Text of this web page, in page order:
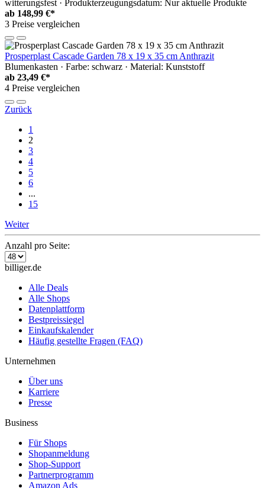
witterungsfest · Produkterzeugungsdatum: Nur aktuelle Produkte
ab 148,99 €*
3 Preise vergleichen
Prosperplast Cascade Garden 78 x 19 x 35 cm Anthrazit
Blumenkasten · Farbe: schwarz · Material: Kunststoff
ab 23,49 €*
4 Preise vergleichen
Zurück
1
2
3
4
5
6
...
15
Weiter
Anzahl pro Seite:
billiger.de
Alle Deals
Alle Shops
Datenplattform
Bestpreissiegel
Einkaufskalender
Häufig gestellte Fragen (FAQ)
Unternehmen
Über uns
Karriere
Presse
Business
Für Shops
Shopanmeldung
Shop-Support
Partnerprogramm
Amazon Ads